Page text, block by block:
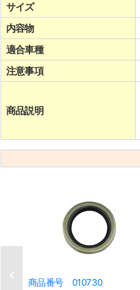
サイズ
内容物
適合車種
注意事項
商品説明
商品番号 010730